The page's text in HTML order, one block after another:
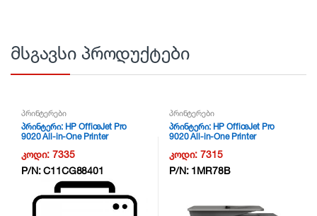
მსგავსი პროდუქტები
პრინტერები
პრინტერი: HP OfficeJet Pro
9020 All-in-One Printer
NG6
კოდი:7335
P/N:C11CG88401
პრინტერები
პრინტერი: HP OfficeJet Pro
9020 All-in-One Printer
NG6
კოდი:7315
P/N: 1MR78B